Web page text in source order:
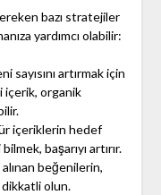
bazı stratejiler
yardımcı olabilir:
sayısını artırmak için
içerik, organik
içeriklerin hedef
başarıyı artırır.
alınan beğenilerin,
dikkatli olun.